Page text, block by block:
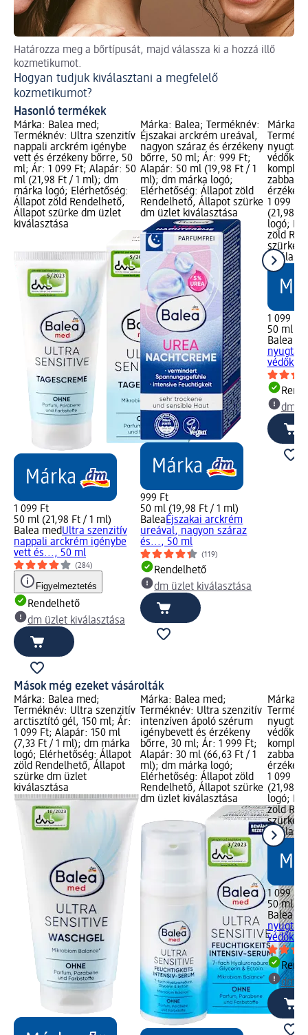
Határozza meg a bőrtípusát, majd válassza ki a hozzá illő
kozmetikumot.
Hogyan tudjuk kiválasztani a megfelelő
kozmetikumot?
Hasonló termékek
Márka: Balea med;
Terméknév: Ultra szenzitív
nappali arckrém igénybe
vett és érzékeny bőrre, 50
ml; Ár: 1 099 Ft; Alapár: 50
ml (21,98 Ft / 1 ml); dm
márka logó; Elérhetőség:
Állapot zöld Rendelhető,
Állapot szürke dm üzlet
kiválasztása
1 099 Ft
50 ml (21,98 Ft / 1 ml)
Balea medUltra szenzitív
nappali arckrém igénybe
vett és..., 50 ml
(284)
Figyelmeztetés
Rendelhető
dm üzlet kiválasztása
Márka: Balea; Terméknév:
Éjszakai arckrém ureával,
nagyon száraz és érzékeny
bőrre, 50 ml; Ár: 999 Ft;
Alapár: 50 ml (19,98 Ft / 1
ml); dm márka logó;
Elérhetőség: Állapot zöld
Rendelhető, Állapot szürke
dm üzlet kiválasztása
999 Ft
50 ml (19,98 Ft / 1 ml)
BaleaÉjszakai arckrém
ureával, nagyon száraz
és..., 50 ml
(119)
Rendelhető
dm üzlet kiválasztása
Márka:
zabbal
1 099
(21,98
logó;
zöld
szürke
1 099 Ft
50 ml
Balea
dm
Mások még ezeket vásárolták
Márka: Balea med;
Terméknév: Ultra szenzitív
arctisztító gél, 150 ml; Ár:
1 099 Ft; Alapár: 150 ml
(7,33 Ft / 1 ml); dm márka
logó; Elérhetőség: Állapot
zöld Rendelhető, Állapot
szürke dm üzlet
kiválasztása
Márka: Balea med;
Terméknév: Ultra szenzitív
intenzíven ápoló szérum
igénybevett és érzékeny
bőrre, 30 ml; Ár: 1 999 Ft;
Alapár: 30 ml (66,63 Ft / 1
ml); dm márka logó;
Elérhetőség: Állapot zöld
Rendelhető, Állapot szürke
dm üzlet kiválasztása
Márka:
zabbal
1 099
(21,98
logó;
zöld
szürke
1 099 Ft
50 ml
Balea
dm